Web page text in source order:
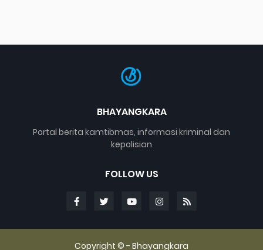
BHAYANGKARA
Portal berita kamtibmas, informasi kriminal dan
kepolisian
FOLLOW US
Copyright © - Bhayangkara